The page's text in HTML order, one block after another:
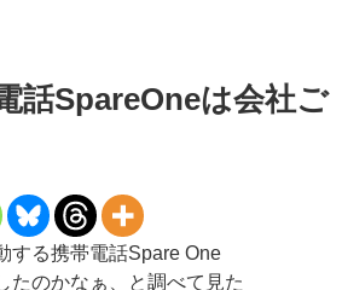
話SpareOneは会社ご
する携帯電話Spare One
たのかなぁ、と調べて見た